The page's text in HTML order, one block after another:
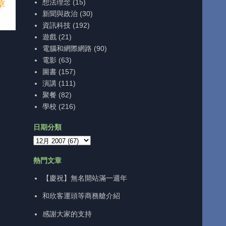
想法理念 (15)
新聞與政治 (30)
資訊科技 (192)
遊戲 (21)
電腦和網際網路 (90)
電影 (63)
圖書 (157)
演講 (111)
聚餐 (82)
學校 (216)
日期分類
熱門文章
【慶祝】無名開站滿一週年
和欣客運頭等商務艙介紹
感謝大家的支持